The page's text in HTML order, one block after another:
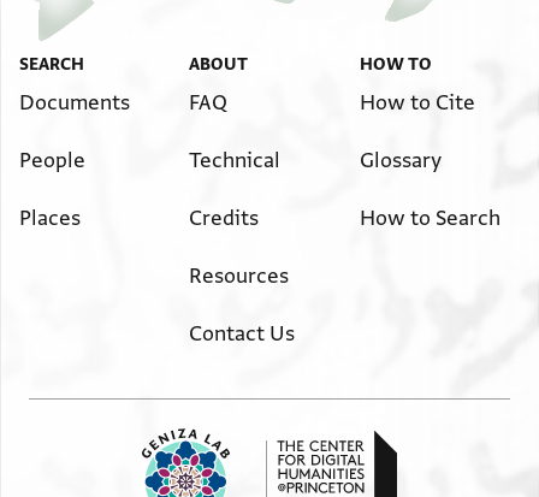
View :
זכרון //עדות// שהיה לפנינו אנו העדים
החתומים במטה(!) ביום חמישי
בחדש תמוז שנת אלף ומאתים
שטרות שאנו רגילין למנות
נילוס הנהר הגדול מושבה
מעכשיו וכתבו וחתמו
עלינו בכל לשון שלזכות
Image Permissions Statement
SEARCH
Documents
People
Places
ABOUT
FAQ
Technical
Credits
Resources
Contact Us
HOW TO
How to Cite
Glossary
How to Search